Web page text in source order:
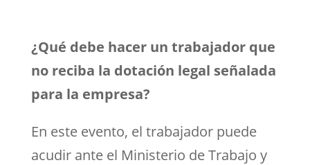
¿Qué debe hacer un trabajador que
no reciba la dotación legal señalada
para la empresa?
En este evento, el trabajador puede
acudir ante el Ministerio de Trabajo y